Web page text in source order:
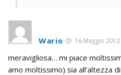
Wario 16 Maggio 2012
meravigliosa… mi piace
amo moltissimo) sia all’altezza